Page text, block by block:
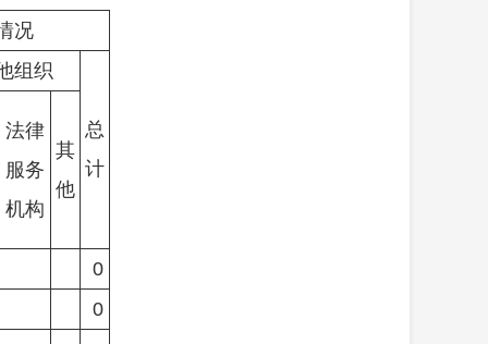
况
组织
总
计
法律
服务
机构
其
他
0
0